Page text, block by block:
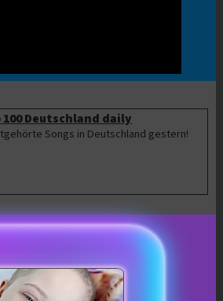
Deutschland daily
Songs in Deutschland gestern!